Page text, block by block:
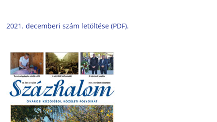
2021. decemberi szám letöltése (PDF).